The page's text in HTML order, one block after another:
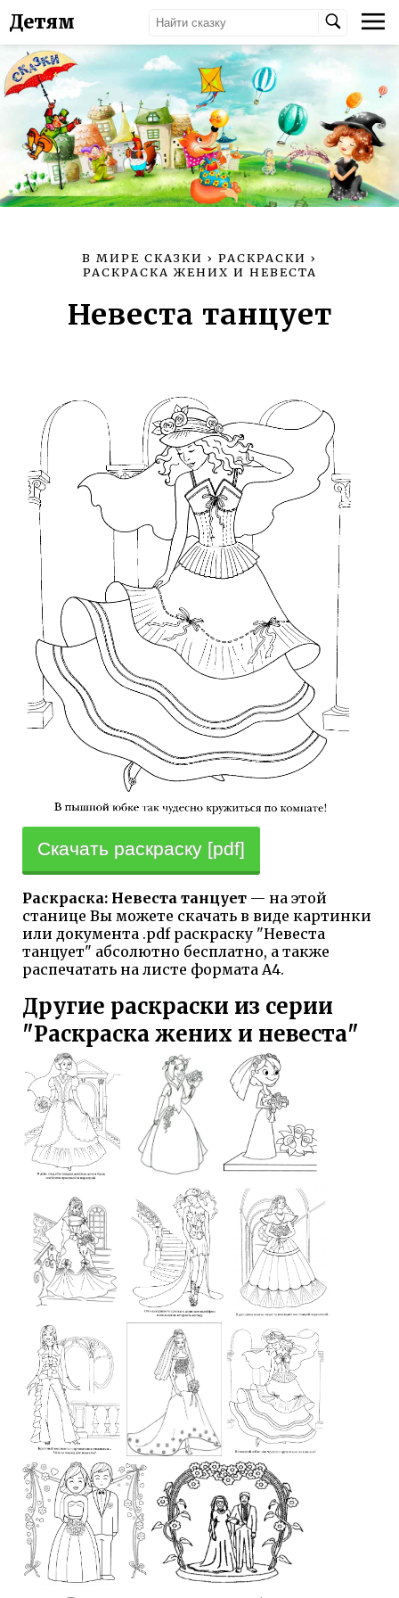
Детям
В МИРЕ СКАЗКИ › РАСКРАСКИ ›
РАСКРАСКА ЖЕНИХ И НЕВЕСТА
Невеста танцует
Скачать раскраску [pdf]
Раскраска: Невеста танцует — на этой
станице Вы можете скачать в виде картинки
или документа .pdf раскраску "Невеста
танцует" абсолютно бесплатно, а также
распечатать на листе формата А4.
Другие раскраски из серии
"Раскраска жених и невеста"